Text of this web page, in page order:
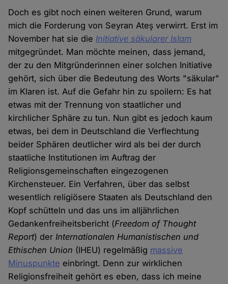
Doch es gibt noch einen weiteren Grund, warum
mich die Forderung von Seyran Ateş verwirrt. Erst im
November hat sie die Initiative säkularer Islam
mitgegründet. Man möchte meinen, dass jemand,
der zu den Mitgründerinnen einer solchen Initiative
gehört, sich über die Bedeutung des Worts "säkular"
im Klaren ist. Auf die Gefahr hin zu spoilern: Es hat
etwas mit der Trennung von staatlicher und
kirchlicher Sphäre zu tun. Nun gibt es jedoch kaum
etwas, bei dem in Deutschland die Verflechtung
beider Sphären deutlicher wird als bei der durch
staatliche Institutionen im Auftrag der
Religionsgemeinschaften eingezogenen
Kirchensteuer. Ein Verfahren, über das selbst
wesentlich religiösere Staaten als Deutschland den
Kopf schütteln und das uns im alljährlichen
Gedankenfreiheitsbericht (Freedom of Thought
Report) derInternationalen Humanistischen und
Ethischen Union (IHEU) regelmäßig massive
Minuspunkte einbringt. Denn zur wirklichen
Religionsfreiheit gehört es eben, dass ich meine